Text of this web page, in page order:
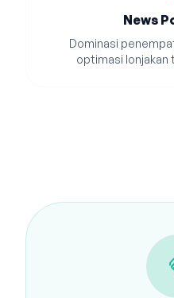
News
Dominasi
optimasi lonjakan